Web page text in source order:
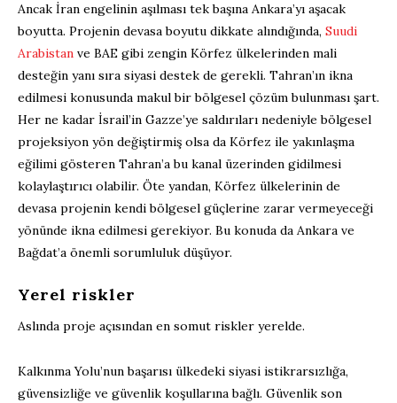
Ancak İran engelinin aşılması tek başına Ankara’yı aşacak
boyutta. Projenin devasa boyutu dikkate alındığında, Suudi
Arabistan ve BAE gibi zengin Körfez ülkelerinden mali
desteğin yanı sıra siyasi destek de gerekli. Tahran’ın ikna
edilmesi konusunda makul bir bölgesel çözüm bulunması şart.
Her ne kadar İsrail’in Gazze’ye saldırıları nedeniyle bölgesel
projeksiyon yön değiştirmiş olsa da Körfez ile yakınlaşma
eğilimi gösteren Tahran’a bu kanal üzerinden gidilmesi
kolaylaştırıcı olabilir. Öte yandan, Körfez ülkelerinin de
devasa projenin kendi bölgesel güçlerine zarar vermeyeceği
yönünde ikna edilmesi gerekiyor. Bu konuda da Ankara ve
Bağdat’a önemli sorumluluk düşüyor.
Yerel riskler
Aslında proje açısından en somut riskler yerelde.
Kalkınma Yolu’nun başarısı ülkedeki siyasi istikrarsızlığa,
güvensizliğe ve güvenlik koşullarına bağlı. Güvenlik son